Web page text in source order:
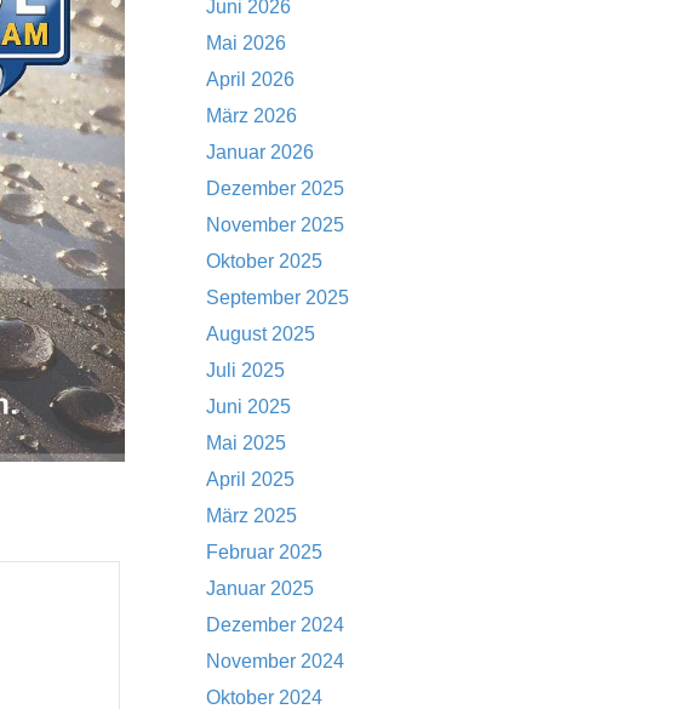
Juni 2026
Mai 2026
April 2026
März 2026
Januar 2026
Dezember 2025
November 2025
Oktober 2025
September 2025
August 2025
Juli 2025
Juni 2025
Mai 2025
April 2025
März 2025
Februar 2025
Januar 2025
Dezember 2024
November 2024
Oktober 2024